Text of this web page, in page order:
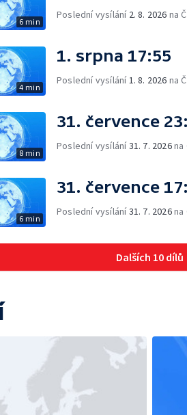
6 min
Poslední vysílání 2. 8. 2026 na
4 min
1. srpna 17:55
Poslední vysílání 1. 8. 2026 na
8 min
31. července
Poslední vysílání31. 7. 2026na
6 min
31. července
Poslední vysílání31. 7. 2026na
Dalších 10 dílů